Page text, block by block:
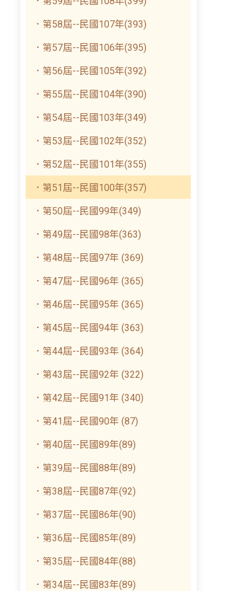
．第58屆--民國107年(393)
．第57屆--民國106年(395)
．第56屆--民國105年(392)
．第55屆--民國104年(390)
．第54屆--民國103年(349)
．第53屆--民國102年(352)
．第52屆--民國101年(355)
．第51屆--民國100年(357)
．第50屆--民國99年(349)
．第49屆--民國98年(363)
．第48屆--民國97年 (369)
．第47屆--民國96年 (365)
．第46屆--民國95年 (365)
．第45屆--民國94年 (363)
．第44屆--民國93年 (364)
．第43屆--民國92年 (322)
．第42屆--民國91年 (340)
．第41屆--民國90年 (87)
．第40屆--民國89年(89)
．第39屆--民國88年(89)
．第38屆--民國87年(92)
．第37屆--民國86年(90)
．第36屆--民國85年(89)
．第35屆--民國84年(88)
．第34屆--民國83年(89)